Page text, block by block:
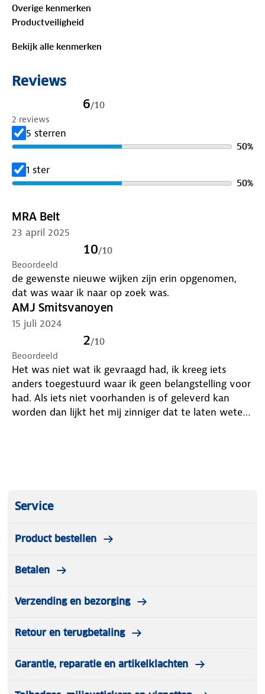
Overige kenmerken
Productveiligheid
Bekijk alle kenmerken
Reviews
6/10
2 reviews
5 sterren
50%
1 ster
50%
MRA Belt
23 april 2025
10/10
Beoordeeld
de gewenste nieuwe wijken zijn erin opgenomen,
dat was waar ik naar op zoek was.
AMJ Smitsvanoyen
15 juli 2024
2/10
Beoordeeld
Het was niet wat ik gevraagd had, ik kreeg iets
anders toegestuurd waar ik geen belangstelling voor
had. Als iets niet voorhanden is of geleverd kan
worden dan lijkt het mij zinniger dat te laten weten
Service
Product bestellen
Betalen
Verzending en bezorging
Retour en terugbetaling
Garantie, reparatie en artikelklachten